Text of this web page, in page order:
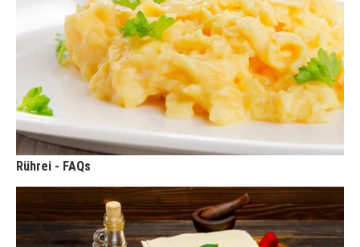
Rührei - FAQs